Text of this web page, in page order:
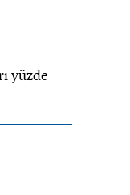
yüzde